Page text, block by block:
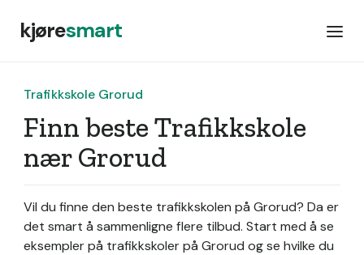
kjøresmart
Trafikkskole Grorud
Finn beste Trafikkskole
nær Grorud
Vil du finne den beste trafikkskolen på Grorud? Da er
det smart å sammenligne flere tilbud. Start med å se
eksempler på trafikkskoler på Grorud og se hvilke du